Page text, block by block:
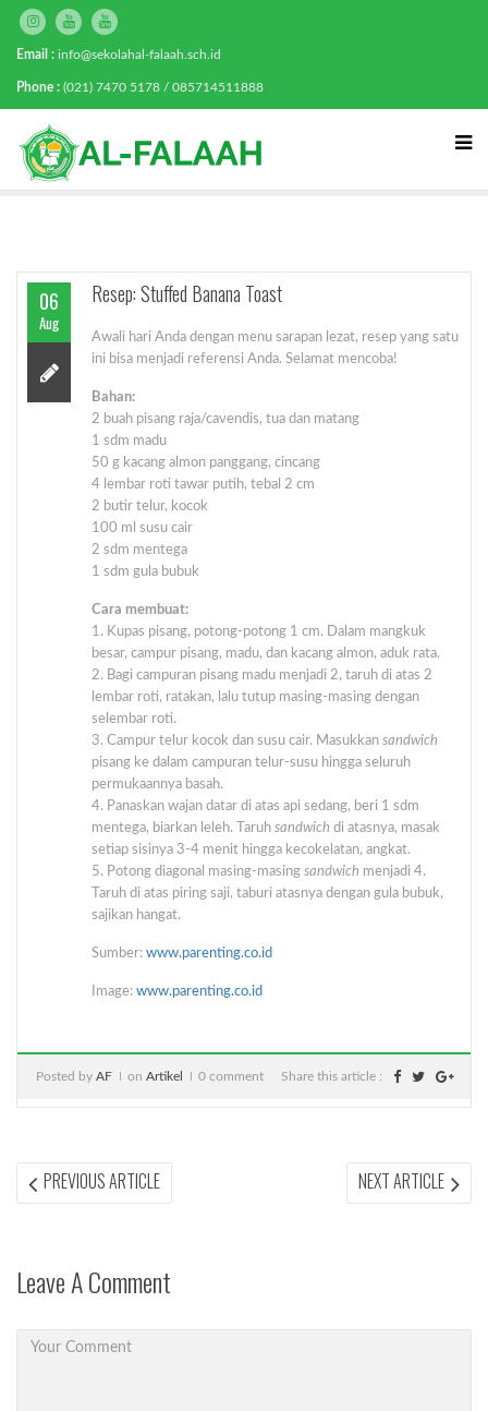
Email : info@sekolahal-falaah.sch.id
Phone : (021) 7470 5178 / 085714511888
06
Aug
Resep: Stuffed Banana Toast
Awali hari Anda dengan menu sarapan lezat, resep yang satu
ini bisa menjadi referensi Anda. Selamat mencoba!
Bahan:
2 buah pisang raja/cavendis, tua dan matang
1 sdm madu
50 g kacang almon panggang, cincang
4 lembar roti tawar putih, tebal 2 cm
2 butir telur, kocok
100 ml susu cair
2 sdm mentega
1 sdm gula bubuk
Cara membuat:
1. Kupas pisang, potong-potong 1 cm. Dalam mangkuk
besar, campur pisang, madu, dan kacang almon, aduk rata.
2. Bagi campuran pisang madu menjadi 2, taruh di atas 2
lembar roti, ratakan, lalu tutup masing-masing dengan
selembar roti.
3. Campur telur kocok dan susu cair. Masukkan sandwich
pisang ke dalam campuran telur-susu hingga seluruh
permukaannya basah.
4. Panaskan wajan datar di atas api sedang, beri 1 sdm
mentega, biarkan leleh. Taruh sandwich di atasnya, masak
setiap sisinya 3-4 menit hingga kecokelatan, angkat.
5. Potong diagonal masing-masing sandwich menjadi 4.
Taruh di atas piring saji, taburi atasnya dengan gula bubuk,
sajikan hangat.
Sumber: www.parenting.co.id
Image: www.parenting.co.id
Posted by AF on Artikel 0 comment Share this article :
Post
PREVIOUS ARTICLEPREVIOUS
ARTICLE:
NEXT ARTICLE
Leave A Comment